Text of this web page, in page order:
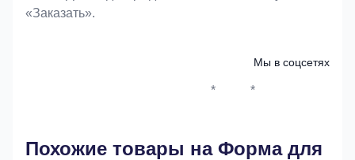
«Заказать».
Мы в соцсетях
* *
Похожие товары на Форма для